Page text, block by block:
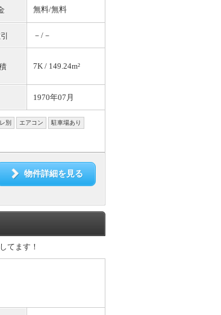
無料/無料
－/－
7K / 149.24m²
1970年07月
別 エアコン 駐車場あり
物件詳細を見る
てます！